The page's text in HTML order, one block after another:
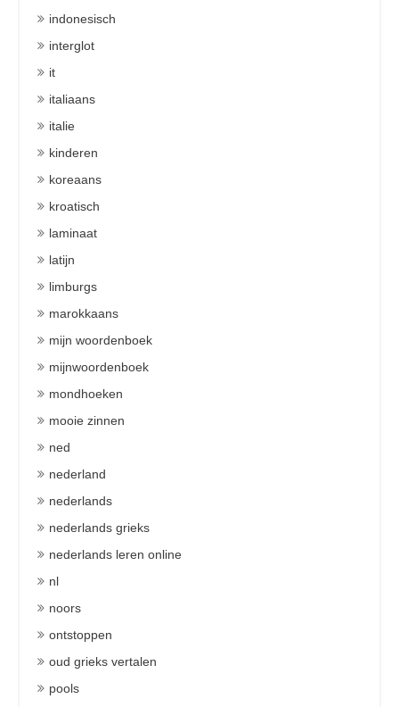
indonesisch
interglot
it
italiaans
italie
kinderen
koreaans
kroatisch
laminaat
latijn
limburgs
marokkaans
mijn woordenboek
mijnwoordenboek
mondhoeken
mooie zinnen
ned
nederland
nederlands
nederlands grieks
nederlands leren online
nl
noors
ontstoppen
oud grieks vertalen
pools